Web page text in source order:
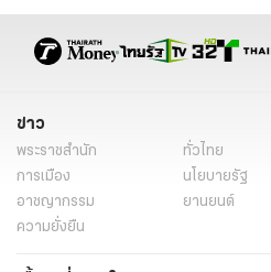
ข่าว
พระราชสำนัก ทั่วไทย
การเมือง
นโยบายรัฐ
อาชญากรรม
ยานยนต์
ความยั่งยืน